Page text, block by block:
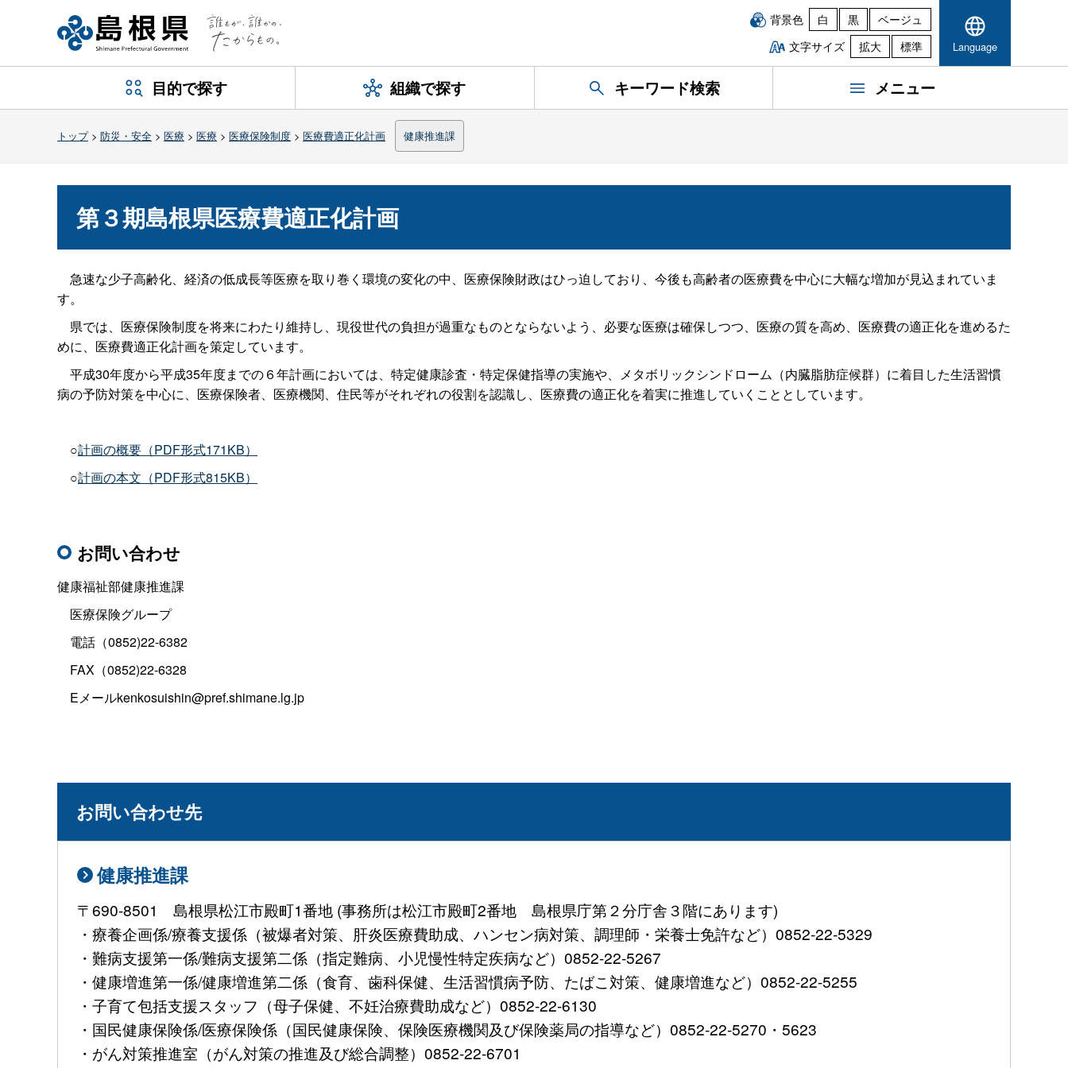
背景色 白 黒
ベージュ
文字サイズ
拡大 標準 Language
目的で探す 組織で探す キーワード検索 メニュー
トップ> 防災・安全 > 医療 > 医療 > 医療保険制度 > 医療費適正化計画 健康推進課
第３期島根県医療費適正化計画
急速な少子高齢化、経済の低成長等医療を取り巻く環境の変化の中、医療保険財政はひっ迫しており、今後も高齢者の医療費を中心に大幅な増加が見込まれていま
す。
県では、医療保険制度を将来にわたり維持し、現役世代の負担が過重なものとならないよう、必要な医療は確保しつつ、医療の質を高め、医療費の適正化を進めるた
めに、医療費適正化計画を策定しています。
平成30年度から平成35年度までの６年計画においては、特定健康診査・特定保健指導の実施や、メタボリックシンドローム（内臓脂肪症候群）に着目した生活習慣
病の予防対策を中心に、医療保険者、医療機関、住民等がそれぞれの役割を認識し、医療費の適正化を着実に推進していくこととしています。
○計画の概要（PDF形式171KB）
○計画の本文（PDF形式815KB）
お問い合わせ
健康福祉部健康推進課
医療保険グループ
電話（0852)22-6382
FAX（0852)22-6328
Eメールkenkosuishin@pref.shimane.lg.jp
お問い合わせ先
健康推進課
〒690-8501 島根県松江市殿町1番地 (事務所は松江市殿町2番地 島根県庁第２分庁舎３階にあります)
・療養企画係/療養支援係（被爆者対策、肝炎医療費助成、ハンセン病対策、調理師・栄養士免許など）0852-22-5329
・難病支援第一係/難病支援第二係（指定難病、小児慢性特定疾病など）0852-22-5267
・健康増進第一係/健康増進第二係（食育、歯科保健、生活習慣病予防、たばこ対策、健康増進など）0852-22-5255
・子育て包括支援スタッフ（母子保健、不妊治療費助成など）0852-22-6130
・国民健康保険係/医療保険係（国民健康保険、保険医療機関及び保険薬局の指導など）0852-22-5270・5623
・がん対策推進室（がん対策の推進及び総合調整）0852-22-6701